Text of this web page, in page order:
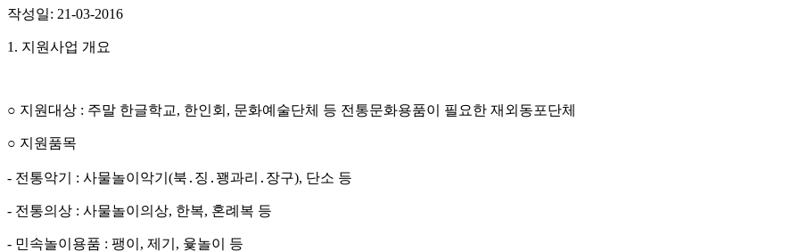
작성일: 21-03-2016
1. 지원사업 개요
○ 지원대상 : 주말 한글학교, 한인회, 문화예술단체 등 전통문화용품이 필요한 재외동포단체
○ 지원품목
- 전통악기 : 사물놀이악기(북․징․꽹과리․장구), 단소 등
- 전통의상 : 사물놀이의상, 한복, 혼례복 등
- 민속놀이용품 : 팽이, 제기, 윷놀이 등